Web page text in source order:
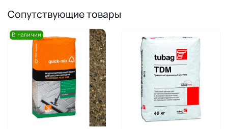
Сопутствующие товары
В наличии